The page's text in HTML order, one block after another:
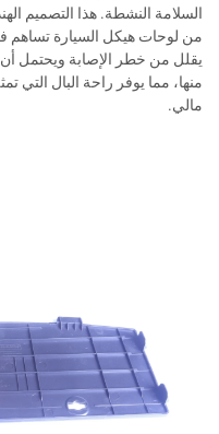
السلامة النشطة. هذا التصميم
من لوحات هيكل السيارة تساهم
يقلل من خطر الإصابة ويحتمل أن
منها، مما يوفر راحة البال التي
مالي.